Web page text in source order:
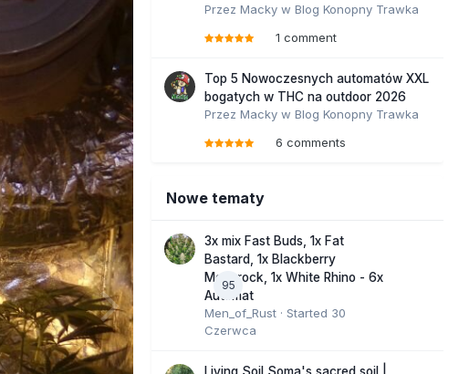
Przez Macky w Blog Konopny Trawka
1 comment
Top 5 Nowoczesnych automatów XXL
bogatych w THC na outdoor 2026
Przez Macky w Blog Konopny Trawka
6 comments
Nowe tematy
95
3x mix Fast Buds, 1x Fat
Bastard, 1x Blackberry
Moonrock, 1x White Rhino - 6x
Automat
Men_of_Rust · Started 30
Czerwca
Living Soil Soma's sacred soil |